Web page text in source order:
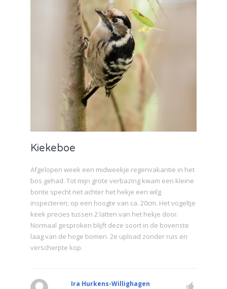
Kiekeboe
Afgelopen week een midweekje regenvakantie in het
bos gehad. Tot mijn grote verbazing kwam een kleine
bonte specht net achter het hekje een wilg
inspecteren; op een hoogte van ca. 20cm. Het vogeltje
keek precies tussen 2 latten van het hekje door.
Normaal gesproken blijft deze soort in de bovenste
laag van de hoge bomen. 2e upload zonder ruis en
verscherpte kop.
Ira Hurkens-Willighagen